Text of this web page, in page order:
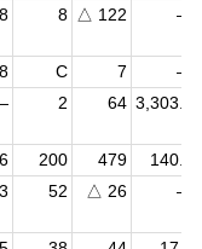
8 △ 122 —
C 7
—
2 64 3,303.9
200 479
140.1
52 △ 26 —